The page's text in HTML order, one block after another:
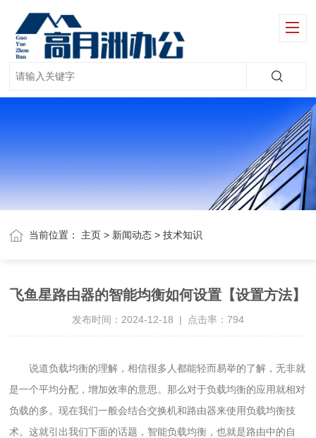
当前位置： 主页 > 新闻动态 >技术知识
飞鱼星路由器的智能均衡如何设置【设置方法】
发布时间：2024-12-18 | 点击率： 794
说道负载均衡的理解，相信很多人都能轻而易举的了解，无非就
是一个平均分配，增加效率的意思。那么对于负载均衡的应用就相对
负载的多。现在我们一般会结合交换机和路由器来使用负载均衡技
术。这就引出我们下面的话题，智能负载均衡，也就是路由中的自